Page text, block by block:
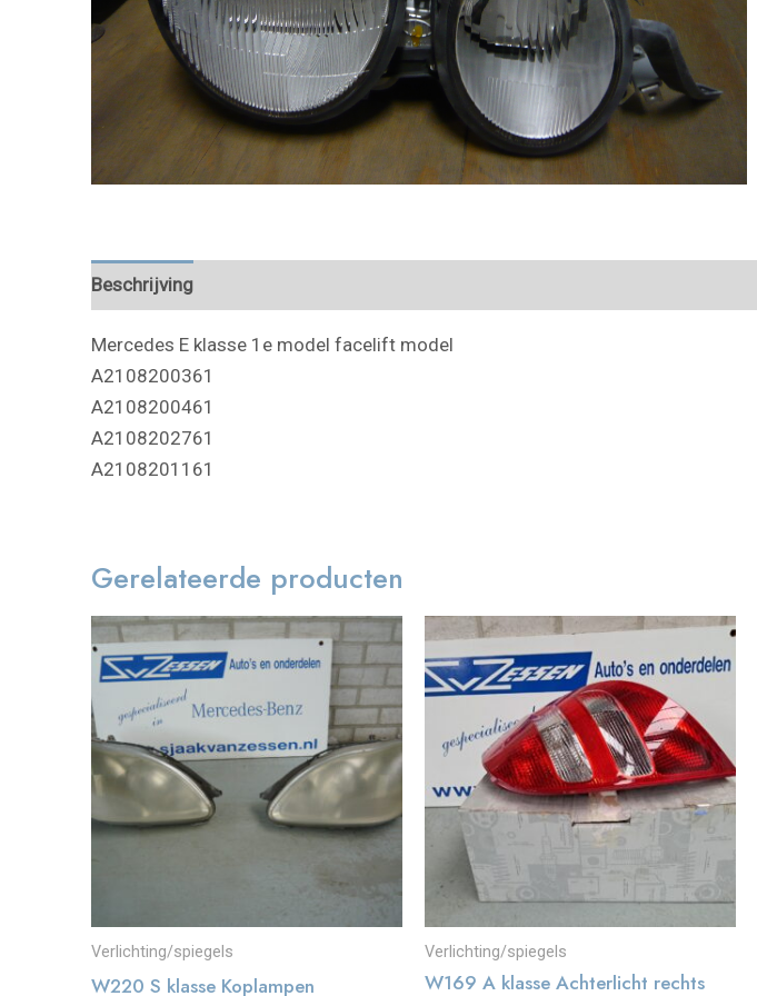
Beschrijving
Mercedes E klasse 1e model facelift model
A2108200361
A2108200461
A2108202761
A2108201161
Gerelateerde producten
Verlichting/spiegels
W220 S klasse Koplampen
Verlichting/spiegels
W169 A klasse Achterlicht rechts